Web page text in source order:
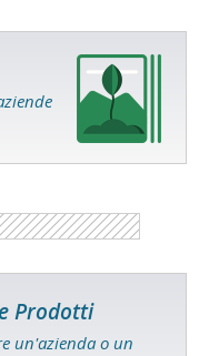
Prodotti
un'azienda o un